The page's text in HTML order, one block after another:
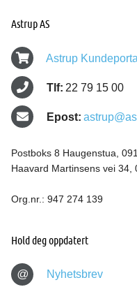
Astrup AS
Astrup Kundeportal
Tlf: 22 79 15 00
Epost:
Postboks 8 Haugenstua,
Haavard Martinsens vei 34,
Org.nr.: 947 274 139
Hold deg oppdatert
@ Nyhetsbrev